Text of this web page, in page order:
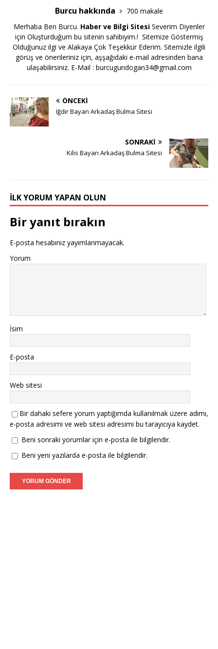
Burcu hakkında
700 makale
Merhaba Ben Burcu. Haber ve Bilgi SitesiSeverim Diyenler
için Oluşturduğum bu sitenin sahibiyim.! Sitemize Göstermiş
Olduğunuz ilgi ve Alakaya Çok Teşekkür Ederim. Sitemizle ilgili
görüş ve önerileriniz için, aşşağıdaki e-mail adresinden bana
ulaşabilirsiniz. E-Mail : burcugundogan34@gmail.com
ÖNCEKI
Iğdır Bayan Arkadaş Bulma Sitesi
SONRAKI
Kilis Bayan Arkadaş Bulma Sitesi
İLK YORUM YAPAN OLUN
Bir yanıt bırakın
E-posta hesabınız yayımlanmayacak.
Yorum
İsim
E-posta
Web sitesi
Bir dahaki sefere yorum yaptığımda kullanılmak üzere adımı,
e-posta adresimi ve web sitesi adresimi bu tarayıcıya kaydet.
Beni sonraki yorumlar için e-posta ile bilgilendir.
Beni yeni yazılarda e-posta ile bilgilendir.